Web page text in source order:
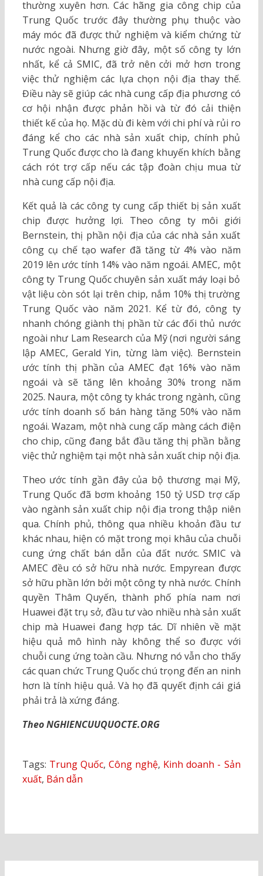
thường xuyên hơn. Các hãng gia công chip của
Trung Quốc trước đây thường phụ thuộc vào
máy móc đã được thử nghiệm và kiểm chứng từ
nước ngoài. Nhưng giờ đây, một số công ty lớn
nhất, kể cả SMIC, đã trở nên cởi mở hơn trong
việc thử nghiệm các lựa chọn nội địa thay thế.
Điều này sẽ giúp các nhà cung cấp địa phương có
cơ hội nhận được phản hồi và từ đó cải thiện
thiết kế của họ. Mặc dù đi kèm với chi phí và rủi ro
đáng kể cho các nhà sản xuất chip, chính phủ
Trung Quốc được cho là đang khuyến khích bằng
cách rót trợ cấp nếu các tập đoàn chịu mua từ
nhà cung cấp nội địa.
Kết quả là các công ty cung cấp thiết bị sản xuất
chip được hưởng lợi. Theo công ty môi giới
Bernstein, thị phần nội địa của các nhà sản xuất
công cụ chế tạo wafer đã tăng từ 4% vào năm
2019 lên ước tính 14% vào năm ngoái. AMEC, một
công ty Trung Quốc chuyên sản xuất máy loại bỏ
vật liệu còn sót lại trên chip, nắm 10% thị trường
Trung Quốc vào năm 2021. Kể từ đó, công ty
nhanh chóng giành thị phần từ các đối thủ nước
ngoài như Lam Research của Mỹ (nơi người sáng
lập AMEC, Gerald Yin, từng làm việc). Bernstein
ước tính thị phần của AMEC đạt 16% vào năm
ngoái và sẽ tăng lên khoảng 30% trong năm
2025. Naura, một công ty khác trong ngành, cũng
ước tính doanh số bán hàng tăng 50% vào năm
ngoái. Wazam, một nhà cung cấp màng cách điện
cho chip, cũng đang bắt đầu tăng thị phần bằng
việc thử nghiệm tại một nhà sản xuất chip nội địa.
Theo ước tính gần đây của bộ thương mại Mỹ,
Trung Quốc đã bơm khoảng 150 tỷ USD trợ cấp
vào ngành sản xuất chip nội địa trong thập niên
qua. Chính phủ, thông qua nhiều khoản đầu tư
khác nhau, hiện có mặt trong mọi khâu của chuỗi
cung ứng chất bán dẫn của đất nước. SMIC và
AMEC đều có sở hữu nhà nước. Empyrean được
sở hữu phần lớn bởi một công ty nhà nước. Chính
quyền Thâm Quyến, thành phố phía nam nơi
Huawei đặt trụ sở, đầu tư vào nhiều nhà sản xuất
chip mà Huawei đang hợp tác. Dĩ nhiên về mặt
hiệu quả mô hình này không thể so được với
chuỗi cung ứng toàn cầu. Nhưng nó vẫn cho thấy
các quan chức Trung Quốc chú trọng đến an ninh
hơn là tính hiệu quả. Và họ đã quyết định cái giá
phải trả là xứng đáng.
Theo NGHIENCUUQUOCTE.ORG
Tags: Trung Quốc, Công nghệ, Kinh doanh - Sản
xuất, Bán dẫn